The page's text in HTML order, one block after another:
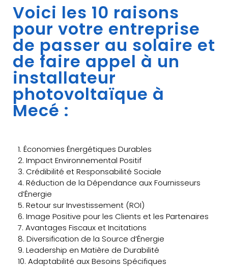
Voici les 10 raisons
pour votre entreprise
de passer au solaire et
de faire appel à un
installateur
photovoltaïque à
Mecé :
1. Économies Énergétiques Durables
2. Impact Environnemental Positif
3. Crédibilité et Responsabilité Sociale
4. Réduction de la Dépendance aux Fournisseurs
d’Énergie
5. Retour sur Investissement (ROI)
6. Image Positive pour les Clients et les Partenaires
7. Avantages Fiscaux et Incitations
8. Diversification de la Source d’Énergie
9. Leadership en Matière de Durabilité
10. Adaptabilité aux Besoins Spécifiques